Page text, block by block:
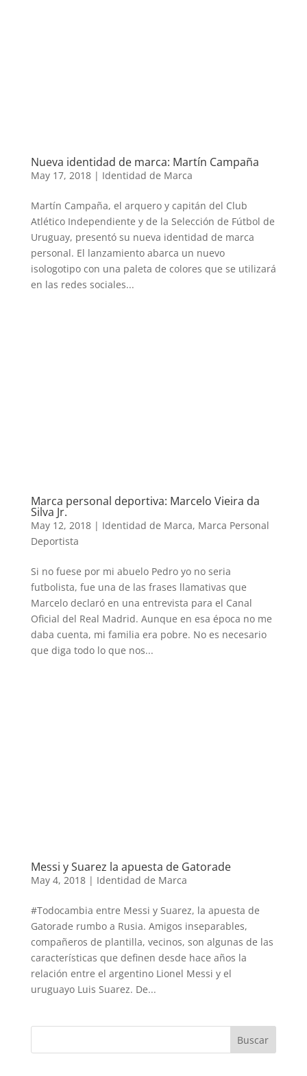
Nueva identidad de marca: Martín Campaña
May 17, 2018| Identidad de Marca
Martín Campaña, el arquero y capitán del Club
Atlético Independiente y de la Selección de Fútbol de
Uruguay, presentó su nueva identidad de marca
personal. El lanzamiento abarca un nuevo
isologotipo con una paleta de colores que se utilizará
en las redes sociales...
Marca personal deportiva: Marcelo Vieira da
Silva Jr.
May 12, 2018| Identidad de Marca, Marca Personal
Deportista
Si no fuese por mi abuelo Pedro yo no seria
futbolista, fue una de las frases llamativas que
Marcelo declaró en una entrevista para el Canal
Oficial del Real Madrid. Aunque en esa época no me
daba cuenta, mi familia era pobre. No es necesario
que diga todo lo que nos...
Messi y Suarez la apuesta de Gatorade
May 4, 2018| Identidad de Marca
#Todocambia entre Messi y Suarez, la apuesta de
Gatorade rumbo a Rusia. Amigos inseparables,
compañeros de plantilla, vecinos, son algunas de las
características que definen desde hace años la
relación entre el argentino Lionel Messi y el
uruguayo Luis Suarez. De...